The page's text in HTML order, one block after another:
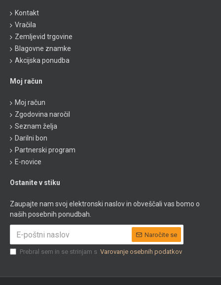
Kontakt
Vračila
Zemljevid trgovine
Blagovne znamke
Akcijska ponudba
Moj račun
Moj račun
Zgodovina naročil
Seznam želja
Darilni bon
Partnerski program
E-novice
Ostanite v stiku
Zaupajte nam svoj elektronski naslov in obveščali vas bomo o
naših posebnih ponudbah.
Naročite se
Prebral sem in se strinjam s Varovanje osebnih podatkov